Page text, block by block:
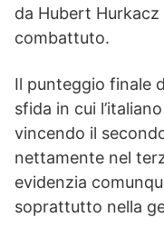
da Hubert
combattuto.
Il punteggio finale
sfida in cui
vincendo il
nettamente nel
evidenzia
soprattutto nella